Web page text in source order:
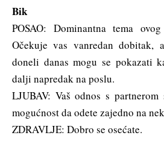
Bik
POSAO: Dominantna tema
Očekuje vas vanredan dobitak,
doneli danas mogu se pokazati
dalji napredak na poslu.
LJUBAV: Vaš odnos s
mogućnost da odete zajedno na
ZDRAVLJE: Dobro se osećate.